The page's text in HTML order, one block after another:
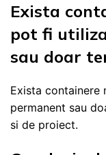
Exista
pot fi
sau doar
Exista
permanent sau
si de proiect.